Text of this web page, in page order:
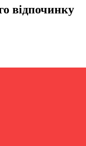
відпочинку